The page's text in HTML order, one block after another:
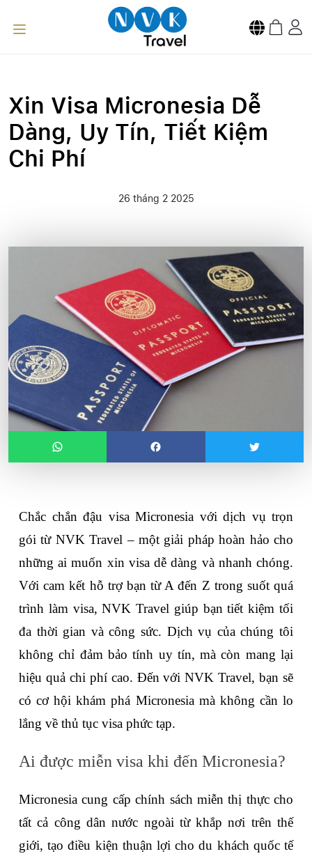
Xin Visa Micronesia Dễ
Dàng, Uy Tín, Tiết Kiệm
Chi Phí
26 tháng 2 2025
Chắc chắn đậu visa Micronesia với dịch vụ trọn
gói từ NVK Travel – một giải pháp hoàn hảo cho
những ai muốn xin visa dễ dàng và nhanh chóng.
Với cam kết hỗ trợ bạn từ A đến Z trong suốt quá
trình làm visa, NVK Travel giúp bạn tiết kiệm tối
đa thời gian và công sức. Dịch vụ của chúng tôi
không chỉ đảm bảo tính uy tín, mà còn mang lại
hiệu quả chi phí cao. Đến với NVK Travel, bạn sẽ
có cơ hội khám phá Micronesia mà không cần lo
lắng về thủ tục visa phức tạp.
Ai được miễn visa khi đến Micronesia?
Micronesia cung cấp chính sách miễn thị thực cho
tất cả công dân nước ngoài từ khắp nơi trên thế
giới, tạo điều kiện thuận lợi cho du khách quốc tế